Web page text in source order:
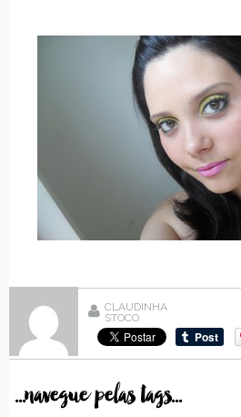
CLAUDINHA
STOCO
...navegue pelas tags...